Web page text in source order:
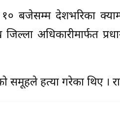
१० बजेसम्म देशभरिका
अधिकारीमार्फत
समूहले हत्या गरेका थिए ।